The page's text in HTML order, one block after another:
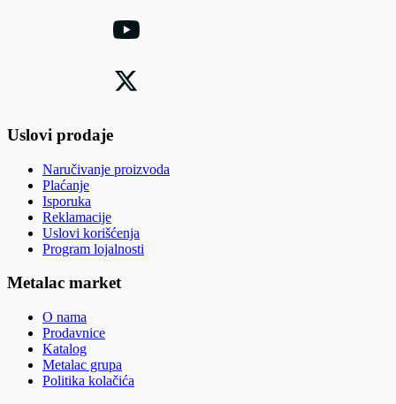
Uslovi prodaje
Naručivanje proizvoda
Plaćanje
Isporuka
Reklamacije
Uslovi korišćenja
Program lojalnosti
Metalac market
O nama
Prodavnice
Katalog
Metalac grupa
Politika kolačića